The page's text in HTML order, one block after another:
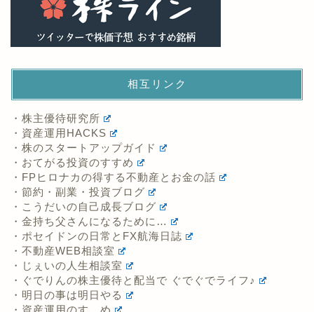
相互リンク
・株主優待研究所
・資産運用HACKS
・株のスタートアップガイド
・おてがる投資のすすめ
・FPヒロナカの得する不動産とお金の話
・節約・副業・投資ブログ
・こうだいの自己成長ブログ
・金持ち父さんになるために…
・ポセイドンの日常とFX航海日誌
・不動産WEB相談室
・じぇいの人生相談室
・ぐでりんの株主優待と配当で ぐでぐでライフ♪
・明日の事は明日やる